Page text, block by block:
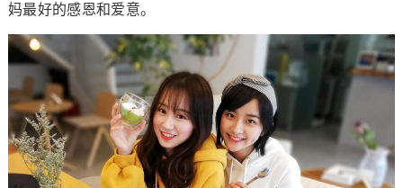
妈最好的感恩和爱意。